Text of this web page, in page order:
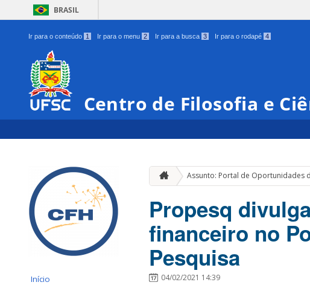
BRASIL
Ir para o conteúdo 1 Ir para o menu 2 Ir para a busca 3 Ir para o rodapé 4
Centro de Filosofia e
Início
Assunto: Portal de Oportunidades
Propesq
financeiro no
Pesquisa
04/02/2021 14:39